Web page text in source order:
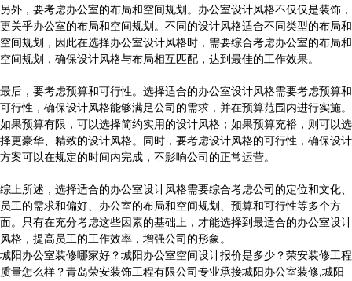
另外，要考虑办公室的布局和空间规划。办公室设计风格不仅仅是装饰，
更关乎办公室的布局和空间规划。不同的设计风格适合不同类型的布局和
空间规划，因此在选择办公室设计风格时，需要综合考虑办公室的布局和
空间规划，确保设计风格与布局相互匹配，达到最佳的工作效果。
最后，要考虑预算和可行性。选择适合的办公室设计风格需要考虑预算和
可行性，确保设计风格能够满足公司的需求，并在预算范围内进行实施。
如果预算有限，可以选择简约实用的设计风格；如果预算充裕，则可以选
择更豪华、精致的设计风格。同时，要考虑设计风格的可行性，确保设计
方案可以在规定的时间内完成，不影响公司的正常运营。
综上所述，选择适合的办公室设计风格需要综合考虑公司的定位和文化、
员工的需求和偏好、办公室的布局和空间规划、预算和可行性等多个方
面。只有在充分考虑这些因素的基础上，才能选择到最适合的办公室设计
风格，提高员工的工作效率，增强公司的形象。
城阳办公室装修哪家好？城阳办公室空间设计报价是多少？荣安装修工程
质量怎么样？青岛荣安装饰工程有限公司专业承接城阳办公室装修,城阳